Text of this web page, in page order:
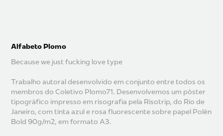
Alfabeto Plomo
Because we just fucking love type
Trabalho autoral desenvolvido em conjunto entre todos os
membros do Coletivo Plomo71. Desenvolvemos um pôster
tipográfico impresso em risografia pela Risotrip, do Rio de
Janeiro, com tinta azul e rosa fluorescente sobre papel Polén
Bold 90g/m2, em formato A3.